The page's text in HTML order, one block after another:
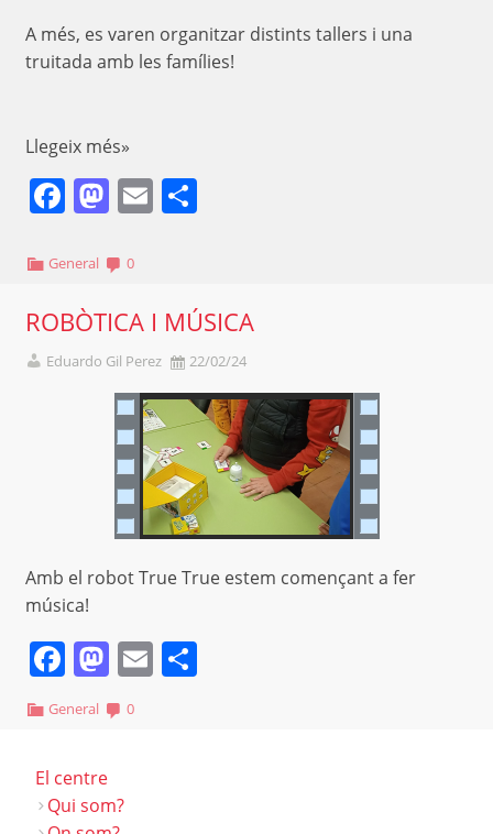
A més, es varen organitzar distints tallers i una
truitada amb les famílies!
Llegeix més»
Facebook
Mastodon
Email
General 0
ROBÒTICA I MÚSICA
Eduardo Gil Perez 22/02/24
Amb el robot True True estem començant a fer
música!
Facebook
Mastodon
Email
General 0
El centre
Qui som?